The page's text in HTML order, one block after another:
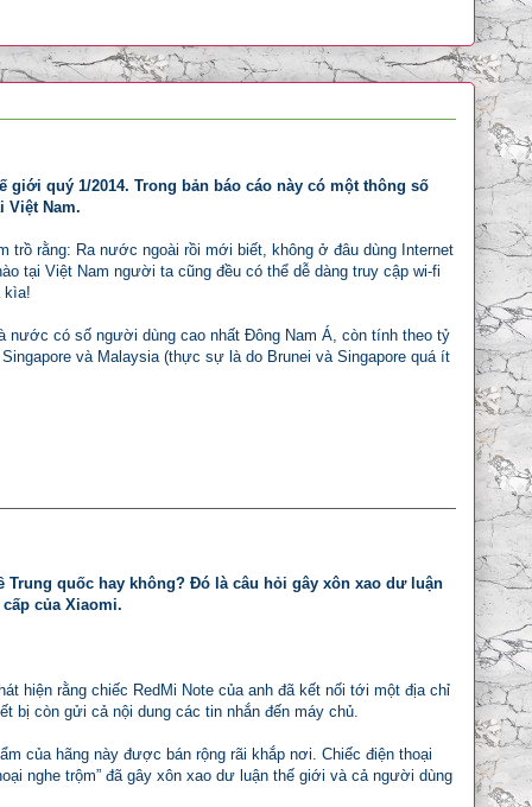
quý 1/2014. Trong bản báo cáo này có một thông số
Việt Nam.
rằng: Ra nước ngoài rồi mới biết, không ở đâu dùng Internet
tại Việt Nam người ta cũng đều có thể dễ dàng truy cập wi-fi
kìa!
nước có số người dùng cao nhất Đông Nam Á, còn tính theo tỷ
và Malaysia (thực sự là do Brunei và Singapore quá ít
quốc hay không? Đó là câu hỏi gây xôn xao dư luận
của Xiaomi.
hiện rằng chiếc RedMi Note của anh đã kết nối tới một địa chỉ
bị còn gửi cả nội dung các tin nhắn đến máy chủ.
của hãng này được bán rộng rãi khắp nơi. Chiếc điện thoại
nghe trộm” đã gây xôn xao dư luận thế giới và cả người dùng